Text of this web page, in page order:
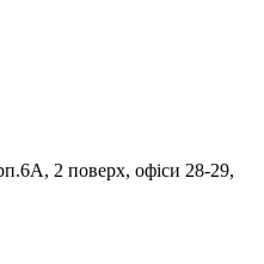
2 поверх, офіси 28-29,